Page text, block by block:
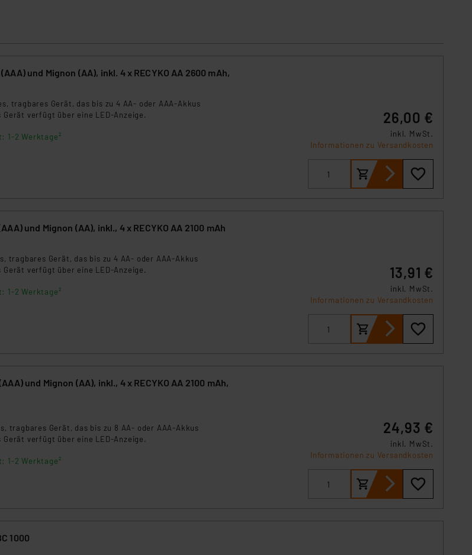
stützt sich auf die Standarddatenschutzklauseln der Europäischen
der mit der Datenübermittlung, insbesondere der Art der übermittelten
und Mignon (AA), inkl. 4 x RECYKO AA 2600 mAh,
tragbares Gerät, das bis zu 4 AA- oder AAA-Akkus
verfügt über eine LED-Anzeige.
1-2 Werktage²
26,00 €
inkl. MwSt.
Informationen zu Versandkosten
und Mignon (AA), inkl., 4 x RECYKO AA 2100 mAh
tragbares Gerät, das bis zu 4 AA- oder AAA-Akkus
verfügt über eine LED-Anzeige.
1-2 Werktage²
13,91 €
inkl. MwSt.
Informationen zu Versandkosten
und Mignon (AA), inkl., 4 x RECYKO AA 2100 mAh,
tragbares Gerät, das bis zu 8 AA- oder AAA-Akkus
verfügt über eine LED-Anzeige.
1-2 Werktage²
24,93 €
inkl. MwSt.
Informationen zu Versandkosten
1000